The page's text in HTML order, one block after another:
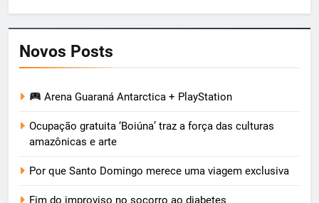
Novos Posts
Arena Guaraná Antarctica + PlayStation
Ocupação gratuita ‘Boiúna’ traz a força das culturas
amazônicas e arte
Por que Santo Domingo merece uma viagem exclusiva
Fim do improviso no socorro ao diabetes